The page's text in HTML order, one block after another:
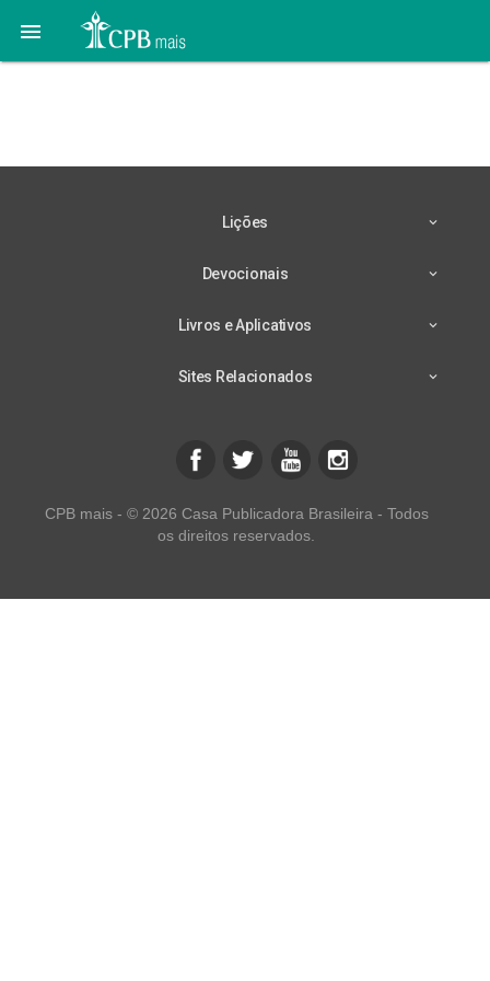

Lições
Devocionais
Livros e Aplicativos
Sites Relacionados
CPB mais - © 2026 Casa Publicadora Brasileira - Todos
os direitos reservados.